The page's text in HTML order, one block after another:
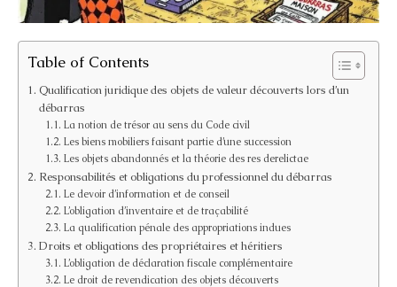
Table of Contents
Qualification juridique des objets de valeur découverts lors d’un
débarras
La notion de trésor au sens du Code civil
Les biens mobiliers faisant partie d’une succession
Les objets abandonnés et la théorie des res derelictae
Responsabilités et obligations du professionnel du débarras
Le devoir d’information et de conseil
L’obligation d’inventaire et de traçabilité
La qualification pénale des appropriations indues
Droits et obligations des propriétaires et héritiers
L’obligation de déclaration fiscale complémentaire
Le droit de revendication des objets découverts